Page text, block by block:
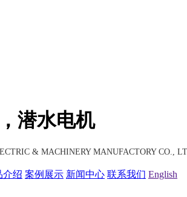
潜水电机
& MACHINERY MANUFACTORY CO.,
介绍 案例展示 新闻中心 联系我们 English